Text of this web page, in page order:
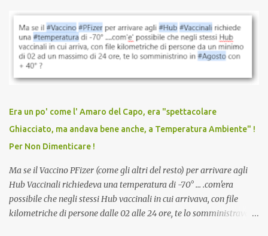
vaccinazione. Non avevamo mai sentito parlare di ricompense,
sconti, incentivi per vaccinarsi. Non avevamo mai visto
discriminazioni per coloro che non l’hanno fatto. Se non sei stato
vaccinato, nessuno aveva prima cercato di farti sentire una
persona cattiva. Non avevamo mai visto un vaccino che minacci le
vaccino usato per minacciare i mezzi di sussistenza, il lavoro o la
scuola. Non avevamo mai visto un vaccino che permettesse a un
dodicenne di ignorare il consenso dei genitori. Dopo tutti i vaccini
che abbiamo elencato sopra...
Era un po' come l' Amaro del Capo, era "spettacolare
Ghiacciato, ma andava bene anche, a Temperatura Ambiente" !
Per Non Dimenticare !
Ma se il Vaccino PFizer (come gli altri del resto) per arrivare agli
Hub Vaccinali richiedeva una temperatura di -70° ... .com'era
possibile che negli stessi Hub vaccinali in cui arrivava, con file
kilometriche di persone dalle 02 alle 24 ore, te lo somministravano